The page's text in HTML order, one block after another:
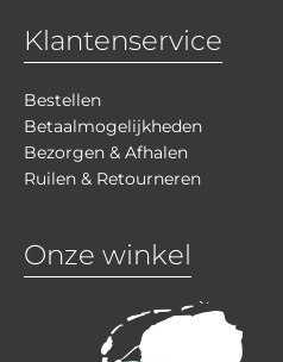
Klantenservice
Bestellen
Betaalmogelijkheden
Bezorgen & Afhalen
Ruilen & Retourneren
Onze winkel